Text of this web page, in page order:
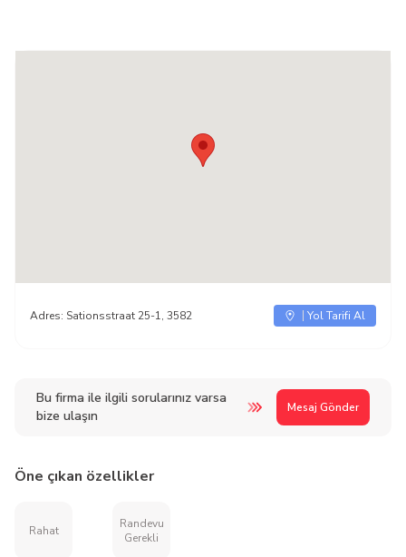
Bu firma ile ilgili sorularınız varsa
bize ulaşın
Mesaj Gönder
Adres: Sationsstraat 25-1, 3582 Yol Tarifi Al
Öne çıkan özellikler
Rahat
Randevu
Gerekli